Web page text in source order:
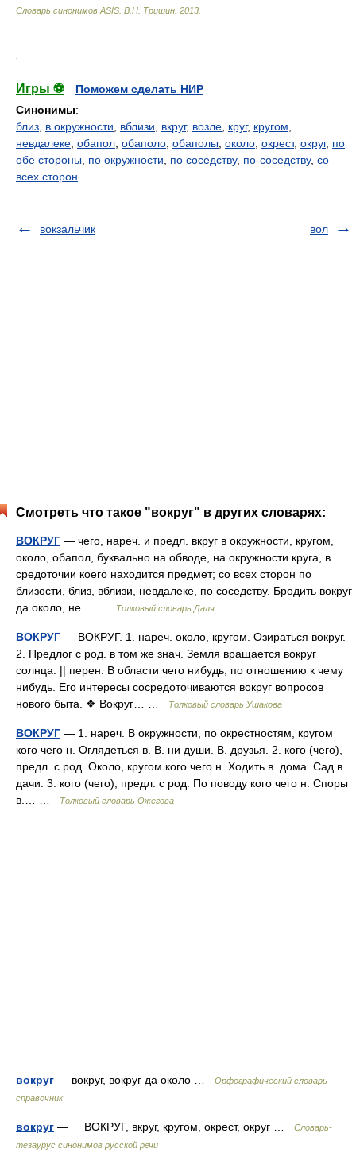
Словарь синонимов ASIS. В.Н. Тришин 2013
Игры ⚽
Поможем сделать НИР
Синонимы:
близ в окружности вблизи вкруг, возле круг, кругом
невдалеке обапол обаполо обаполы около окрест, округ, по
обе стороны
по окружности по соседству, по-соседству, со
всех сторон
вокзальчик вол
Смотреть что такое "вокруг" в других словарях:
ВОКРУГ — чего, нареч. и предл. вкруг в окружности, кругом,
около, обапол, буквально на обводе, на окружности круга, в
средоточии коего находится предмет; со всех сторон по
близости, близ, вблизи, невдалеке, по соседству. Бродить вокруг
да около, не… …
Толковый словарь Даля
ВОКРУГ — ВОКРУГ. 1. нареч. около, кругом. Озираться вокруг.
2. Предлог с род. в том же знач. Земля вращается вокруг
солнца. || перен. В области чего нибудь, по отношению к чему
нибудь. Его интересы сосредоточиваются вокруг вопросов
нового быта. ❖ Вокруг… …
Толковый словарь Ушакова
ВОКРУГ — 1. нареч. В окружности, по окрестностям, кругом
кого чего н. Оглядеться в. В. ни души. В. друзья. 2. кого (чего),
предл. с род. Около, кругом кого чего н. Ходить в. дома. Сад в.
дачи. 3. кого (чего), предл. с род. По поводу кого чего н. Споры
в.… …
Толковый словарь Ожегова
вокруг — вокруг, вокруг да около …
Орфографический словарь-
справочник
вокруг — ВОКРУГ, вкруг, кругом, окрест, округ …
Словарь-
тезаурус синонимов русской речи